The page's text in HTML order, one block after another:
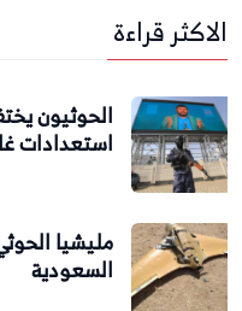
الاكثر قراءة
الحوثيون
استعدادات
مليشيا
السعودية